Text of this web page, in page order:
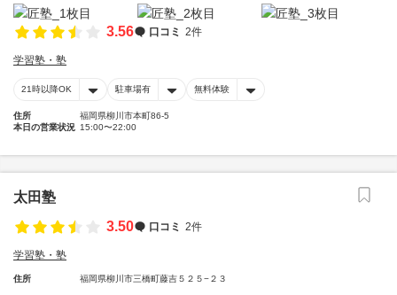
3.56 口コミ 2件
学習塾・塾
21時以降OK 駐車場有 無料体験
住所
福岡県柳川市本町86-5
本日の営業状況 15:00〜22:00
太田塾
3.50
口コミ 2件
学習塾・塾
住所 福岡県柳川市三橋町藤吉５２５−２３